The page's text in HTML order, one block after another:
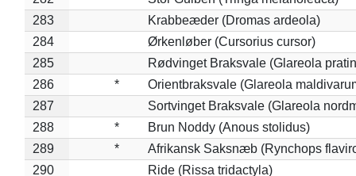
283
Krabbeæder (Dromas ardeola)
284
Ørkenløber (Cursorius cursor)
285
Rødvinget Braksvale (Glareola
286
*
Orientbraksvale (Glareola
287
Sortvinget Braksvale (Glareola
288
*
Brun Noddy (Anous stolidus)
289
*
Afrikansk Saksnæb (Rynchops
290
Ride (Rissa tridactyla)